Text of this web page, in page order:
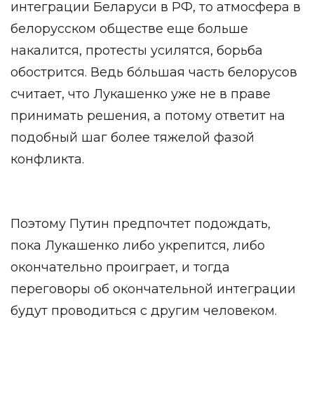
интеграции Беларуси в РФ, то атмосфера в
белорусском обществе еще больше
накалится, протесты усилятся, борьба
обострится. Ведь бо́льшая часть белорусов
считает, что Лукашенко уже не в праве
принимать решения, а потому ответит на
подобный шаг более тяжелой фазой
конфликта.
Поэтому Путин предпочтет подождать,
пока Лукашенко либо укрепится, либо
окончательно проиграет, и тогда
переговоры об окончательной интеграции
будут проводиться с другим человеком.